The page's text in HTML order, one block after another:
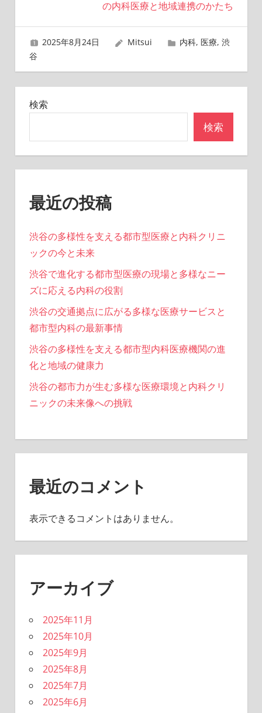
ゲ
ー
シ
ョ
の内科医療と地域連携のかたち
2025年8月24日 Mitsui 内科, 医療,渋
谷
検索
検索
最近の投稿
渋谷の多様性を支える都市型医療と内科クリニ
ックの今と未来
渋谷で進化する都市型医療の現場と多様なニー
ズに応える内科の役割
渋谷の交通拠点に広がる多様な医療サービスと
都市型内科の最新事情
渋谷の多様性を支える都市型内科医療機関の進
化と地域の健康力
渋谷の都市力が生む多様な医療環境と内科クリ
ニックの未来像への挑戦
最近のコメント
表示できるコメントはありません。
アーカイブ
2025年11月
2025年10月
2025年9月
2025年8月
2025年7月
2025年6月